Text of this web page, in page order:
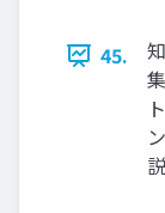
45.